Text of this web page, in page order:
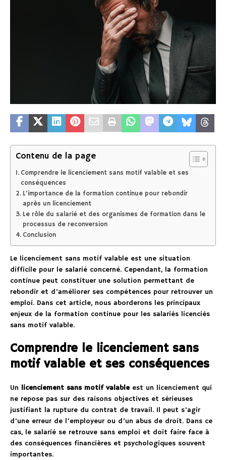
Contenu de la page
Comprendre le licenciement sans motif valable et ses
conséquences
L’importance de la formation continue pour rebondir
après un licenciement
Le rôle du salarié et des organismes de formation dans le
processus de reconversion
Conclusion
Le licenciement sans motif valable est une situation
difficile pour le salarié concerné. Cependant, la formation
continue peut constituer une solution permettant de
rebondir et d’améliorer ses compétences pour retrouver un
emploi. Dans cet article, nous aborderons les principaux
enjeux de la formation continue pour les salariés licenciés
sans motif valable.
Comprendre le licenciement sans
motif valable et ses conséquences
Un licenciement sans motif valableest un licenciement qui
ne repose pas sur des raisons objectives et sérieuses
justifiant la rupture du contrat de travail. Il peut s’agir
d’une erreur de l’employeur ou d’un abus de droit. Dans ce
cas, le salarié se retrouve sans emploi et doit faire face à
des conséquences financières et psychologiques souvent
importantes.